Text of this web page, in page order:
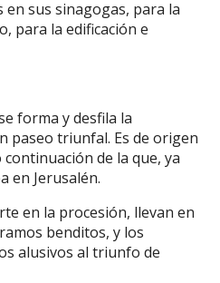
sus sinagogas, para la
para la edificación e
forma y desfila la
paseo triunfal. Es de origen
de la que, ya
en Jerusalén.
en la procesión, llevan en
benditos, y los
alusivos al triunfo de